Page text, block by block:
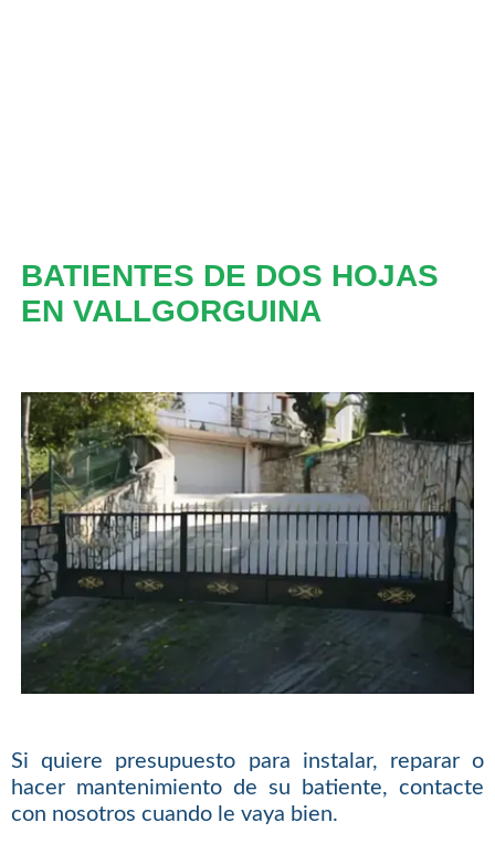
BATIENTES DE DOS HOJAS
EN VALLGORGUINA
Si quiere presupuesto para instalar, reparar o
hacer mantenimiento de su batiente, contacte
con nosotros cuando le vaya bien.